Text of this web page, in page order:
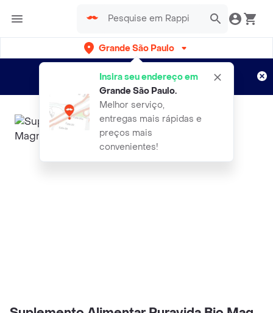
Grande São Paulo
Insira seu endereço em
Grande São Paulo.
Melhor serviço,
entregas mais rápidas e
preços mais
convenientes!
Entregas grátis por 15 dias!
Aplicam T&C